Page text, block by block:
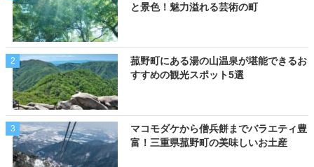
と景色！魅力溢れる芸術の町
2
菰野町にある湯の山温泉が堪能できるお
すすめの観光スポット5選
3
マコモダケから僧兵餅までバラエティ豊
富！三重県菰野町の美味しいお土産